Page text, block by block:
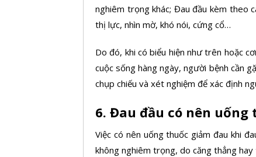
nghiêm trọng khác; Đau đầu kèm theo
thị lực, nhìn mờ, khó nói, cứng cổ…
Do đó, khi có biểu hiện như trên hoặc
cuộc sống hàng ngày, người bệnh cần
chụp chiếu và xét nghiệm để xác định
6. Đau đầu có nên
Việc có nên uống thuốc giảm đau khi
không nghiêm trọng, do căng thẳng